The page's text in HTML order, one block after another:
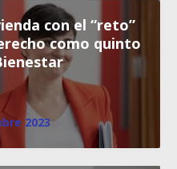
con el “reto”
como quinto
2023